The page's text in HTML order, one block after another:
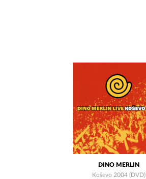
DINO MERLIN
Koševo 2004 (DVD)